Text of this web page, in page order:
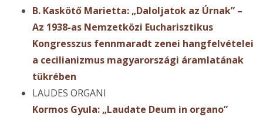
B. Kaskötő Marietta: „Daloljatok az Úrnak” –
Az 1938-as Nemzetközi Eucharisztikus
Kongresszus fennmaradt zenei hangfelvételei
a cecilianizmus magyarországi áramlatának
tükrében
LAUDES ORGANI
Kormos Gyula: „Laudate Deum in organo”